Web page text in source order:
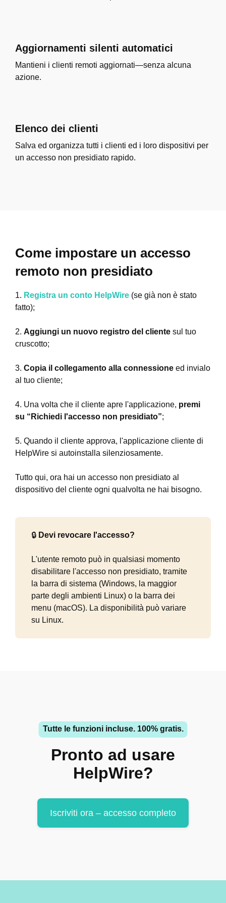
Aggiornamenti silenti automatici
Mantieni i clienti remoti aggiornati—senza alcuna
azione.
Elenco dei clienti
Salva ed organizza tutti i clienti ed i loro dispositivi per
un accesso non presidiato rapido.
Come impostare un accesso
remoto non presidiato
1. Registra un conto HelpWire (se già non è stato
fatto);
2. Aggiungi un nuovo registro del cliente sul tuo
cruscotto;
3. Copia il collegamento alla connessione ed invialo
al tuo cliente;
4. Una volta che il cliente apre l'applicazione, premi
su “Richiedi l'accesso non presidiato”;
5. Quando il cliente approva, l'applicazione cliente di
HelpWire si autoinstalla silenziosamente.
Tutto qui, ora hai un accesso non presidiato al
dispositivo del cliente ogni qualvolta ne hai bisogno.
🔒 Devi revocare l'accesso?
L'utente remoto può in qualsiasi momento
disabilitare l'accesso non presidiato, tramite
la barra di sistema (Windows, la maggior
parte degli ambienti Linux) o la barra dei
menu (macOS). La disponibilità può variare
su Linux.
Tutte le funzioni incluse. 100% gratis.
Pronto ad usare
HelpWire?
Iscriviti ora – accesso completo